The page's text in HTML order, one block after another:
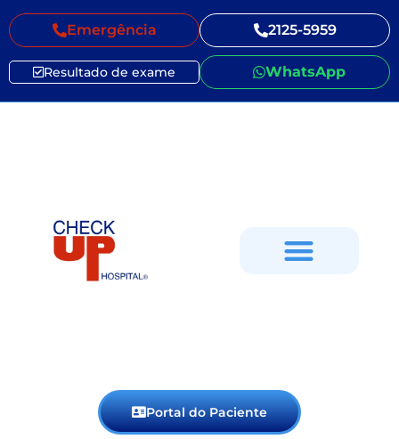
Emergência 2125-5959
Resultado de exame WhatsApp
Portal do Paciente